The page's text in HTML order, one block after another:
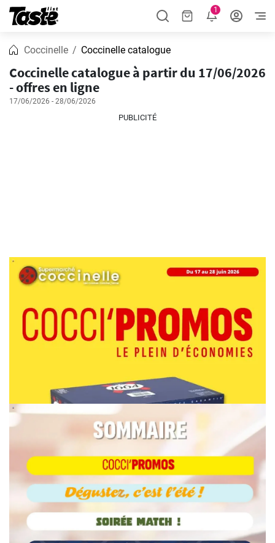
1
Coccinelle Coccinelle catalogue
Coccinelle catalogue à partir du 17/06/2026
- offres en ligne
17/06/2026 - 28/06/2026
PUBLICITÉ
PUBLICITÉ